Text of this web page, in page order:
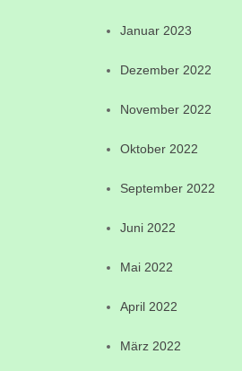
Januar 2023
Dezember 2022
November 2022
Oktober 2022
September 2022
Juni 2022
Mai 2022
April 2022
März 2022